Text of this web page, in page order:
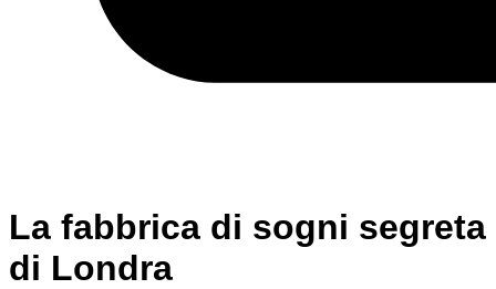
La fabbrica di sogni segreta
di Londra